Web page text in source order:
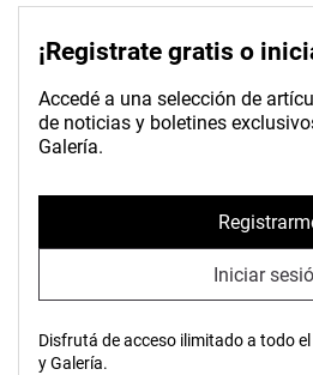
¡Registrate gratis o
Accedé a una selección de
de noticias y boletines
Galería.
Iniciar
Disfrutá de acceso ilimitado a todo
y Galería.